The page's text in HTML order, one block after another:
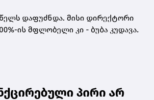
წელს დაფუძნდა. მისი დირექტორი
ის მფლობელი კი - ბუბა კუდავა.
პირი არ